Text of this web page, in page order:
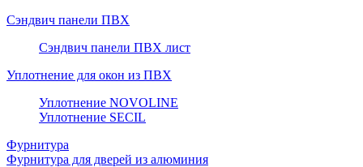
Сэндвич панели ПВХ
Сэндвич панели ПВХ лист
Уплотнение для окон из ПВХ
Уплотнение NOVOLINE
Уплотнение SECIL
Фурнитура
Фурнитура для дверей из алюминия